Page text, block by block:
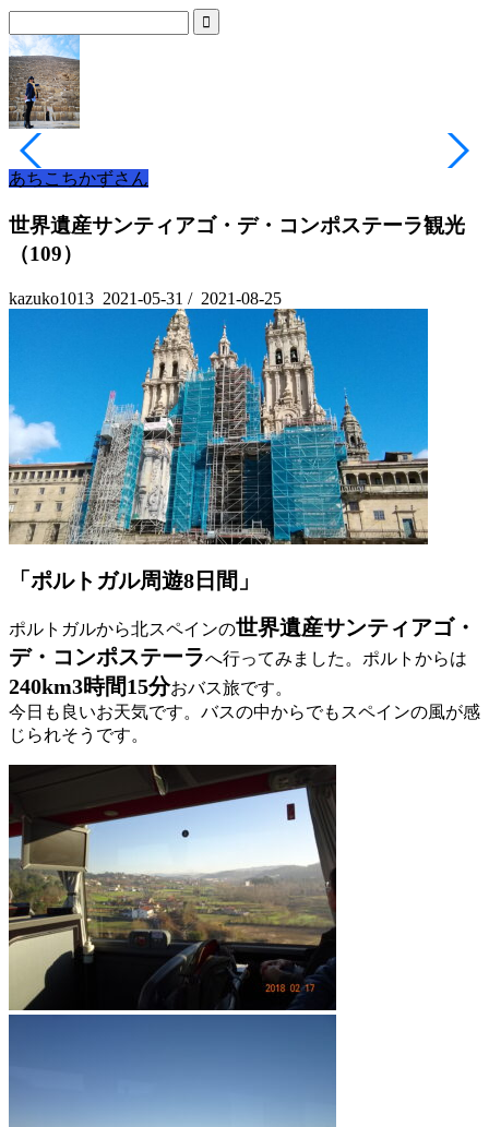
あちこちかずさん
世界遺産サンティアゴ・デ・コンポステーラ観光
（109）
kazuko1013 2021-05-31 / 2021-08-25
「ポルトガル周遊8日間」
ポルトガルから北スペインの世界遺産サンティアゴ・
デ・コンポステーラへ行ってみました。ポルトからは
240km3時間15分おバス旅です。
今日も良いお天気です。バスの中からでもスペインの風が感
じられそうです。